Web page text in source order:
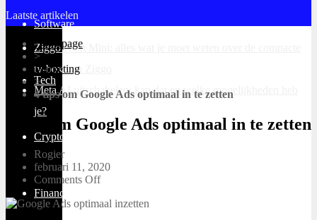
Software
Tech
Cryptocurrency
Financieel
Laatste artikelen
Ziggo Next Mini: alles wat je moet weten over de compacte
tv-box van Ziggo
Meta AI uitschakelen: kan dat en welke mogelijkheden heb
je?
Homepage
>
Marketing
>
4 tips om Google Ads optimaal in te zetten
4 tips om Google Ads optimaal in te zetten
Rogier
februari 11, 2020
Comments Off